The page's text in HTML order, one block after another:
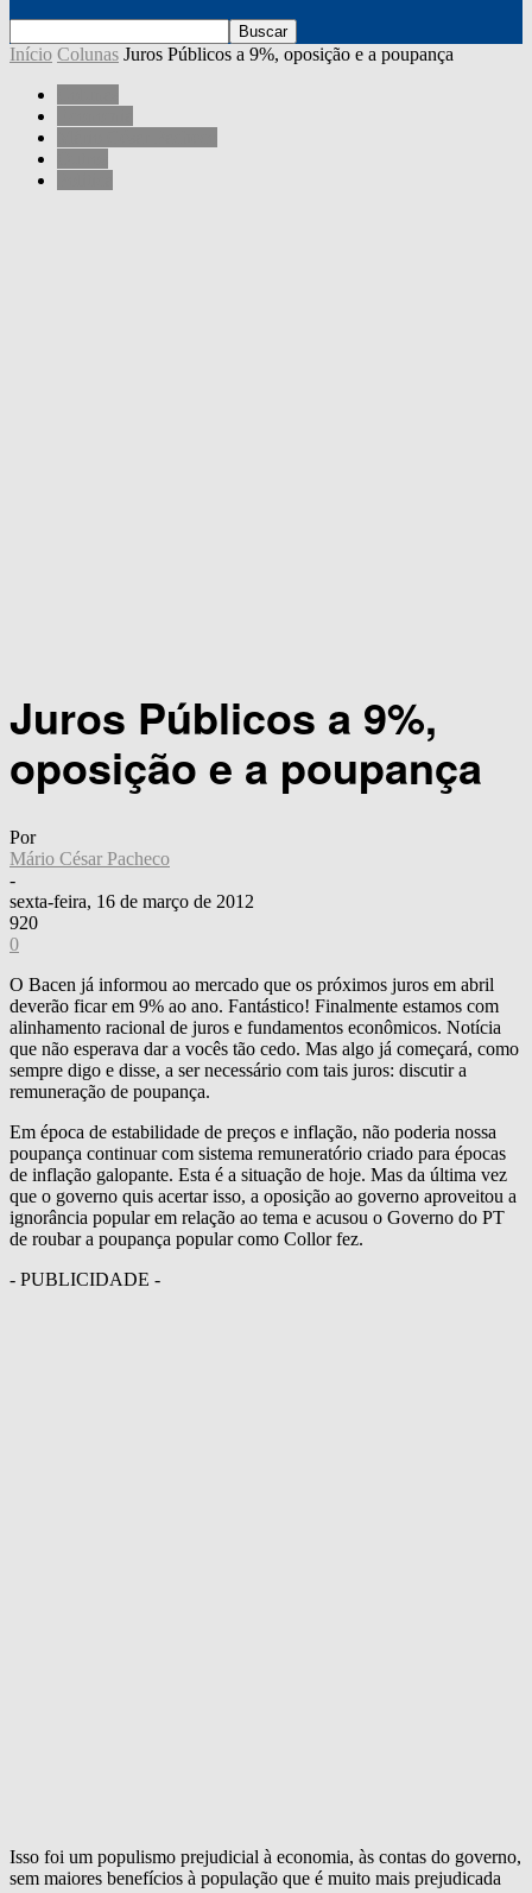
Início Colunas Juros Públicos a 9%, oposição e a poupança
Juros Públicos a 9%,
oposição e a poupança
Por
Mário César Pacheco
-
sexta-feira, 16 de março de 2012
920
0
O Bacen já informou ao mercado que os próximos juros em abril
deverão ficar em 9% ao ano. Fantástico! Finalmente estamos com
alinhamento racional de juros e fundamentos econômicos. Notícia
que não esperava dar a vocês tão cedo. Mas algo já começará, como
sempre digo e disse, a ser necessário com tais juros: discutir a
remuneração de poupança.
Em época de estabilidade de preços e inflação, não poderia nossa
poupança continuar com sistema remuneratório criado para épocas
de inflação galopante. Esta é a situação de hoje. Mas da última vez
que o governo quis acertar isso, a oposição ao governo aproveitou a
ignorância popular em relação ao tema e acusou o Governo do PT
de roubar a poupança popular como Collor fez.
- PUBLICIDADE -
Isso foi um populismo prejudicial à economia, às contas do governo,
sem maiores benefícios à população que é muito mais prejudicada